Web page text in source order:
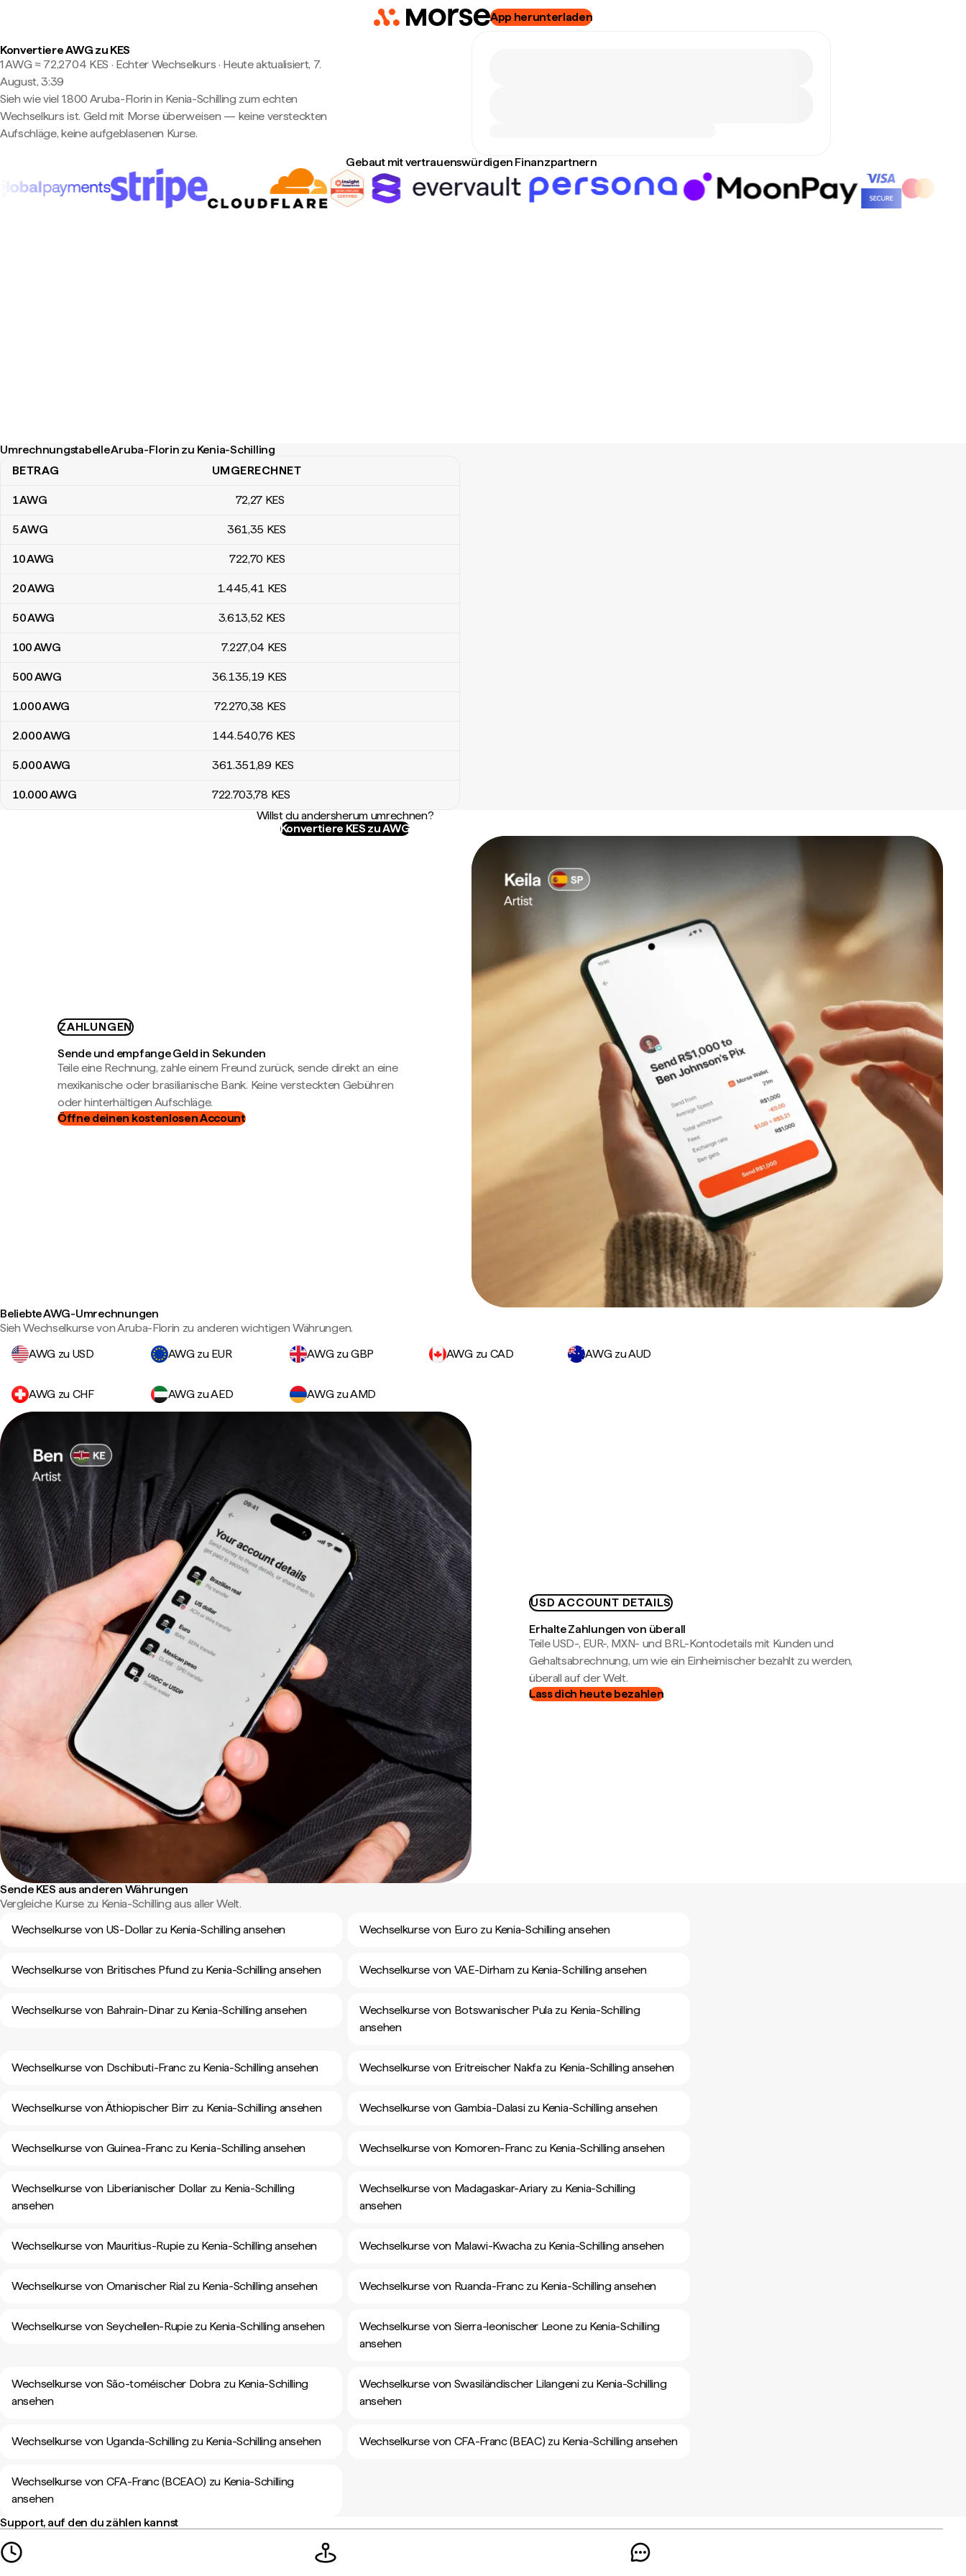
App herunterladen
Konvertiere AWG zu KES
1 AWG ≈ 72,2704 KES · Echter Wechselkurs · Heute aktualisiert, 7.
August, 3:39
Sieh wie viel 1.800 Aruba-Florin in Kenia-Schilling zum echten
Wechselkurs ist. Geld mit Morse überweisen — keine versteckten
Aufschläge, keine aufgeblasenen Kurse.
Gebaut mit vertrauenswürdigen Finanzpartnern
Umrechnungstabelle Aruba-Florin zu Kenia-Schilling
Umrechnungstabelle Aruba-Florin zu Kenia-Schilling
BETRAG UMGERECHNET
1AWG 72,27 KES
5AWG 361,35 KES
10AWG 722,70 KES
20AWG 1.445,41 KES
50AWG 3.613,52 KES
100AWG 7.227,04 KES
500AWG 36.135,19 KES
1.000AWG 72.270,38 KES
2.000AWG 144.540,76 KES
5.000AWG 361.351,89 KES
10.000AWG 722.703,78 KES
Willst du andersherum umrechnen?
Konvertiere KES zu AWG
ZAHLUNGEN
Sende und empfange Geld in Sekunden
Teile eine Rechnung, zahle einem Freund zurück, sende direkt an eine
mexikanische oder brasilianische Bank. Keine versteckten Gebühren
oder hinterhältigen Aufschläge.
Öffne deinen kostenlosen Account
Beliebte AWG-Umrechnungen
Sieh Wechselkurse von Aruba-Florin zu anderen wichtigen Währungen.
AWG zu USD
AWG zu EUR AWG zu GBP AWG zu CAD AWG zu AUD
AWG zu CHF AWG zu AED AWG zu AMD
USD ACCOUNT DETAILS
Erhalte Zahlungen von überall
Teile USD-, EUR-, MXN- und BRL-Kontodetails mit Kunden und
Gehaltsabrechnung, um wie ein Einheimischer bezahlt zu werden,
überall auf der Welt.
Lass dich heute bezahlen
Sende KES aus anderen Währungen
Vergleiche Kurse zu Kenia-Schilling aus aller Welt.
Wechselkurse von US-Dollar zu Kenia-Schilling ansehen
Wechselkurse von Euro zu Kenia-Schilling ansehen
Wechselkurse von Britisches Pfund zu Kenia-Schilling ansehen Wechselkurse von VAE-Dirham zu Kenia-Schilling ansehen
Wechselkurse von Bahrain-Dinar zu Kenia-Schilling ansehen
Wechselkurse von Botswanischer Pula zu Kenia-Schilling
ansehen
Wechselkurse von Dschibuti-Franc zu Kenia-Schilling ansehen Wechselkurse von Eritreischer Nakfa zu Kenia-Schilling ansehen
Wechselkurse von Äthiopischer Birr zu Kenia-Schilling ansehen Wechselkurse von Gambia-Dalasi zu Kenia-Schilling ansehen
Wechselkurse von Guinea-Franc zu Kenia-Schilling ansehen Wechselkurse von Komoren-Franc zu Kenia-Schilling ansehen
Wechselkurse von Liberianischer Dollar zu Kenia-Schilling
ansehen
Wechselkurse von Madagaskar-Ariary zu Kenia-Schilling
ansehen
Wechselkurse von Mauritius-Rupie zu Kenia-Schilling ansehen Wechselkurse von Malawi-Kwacha zu Kenia-Schilling ansehen
Wechselkurse von Omanischer Rial zu Kenia-Schilling ansehen Wechselkurse von Ruanda-Franc zu Kenia-Schilling ansehen
Wechselkurse von Seychellen-Rupie zu Kenia-Schilling ansehen
Wechselkurse von Sierra-leonischer Leone zu Kenia-Schilling
ansehen
Wechselkurse von São-toméischer Dobra zu Kenia-Schilling
ansehen
Wechselkurse von Swasiländischer Lilangeni zu Kenia-Schilling
ansehen
Wechselkurse von Uganda-Schilling zu Kenia-Schilling ansehen Wechselkurse von CFA-Franc (BEAC) zu Kenia-Schilling ansehen
Wechselkurse von CFA-Franc (BCEAO) zu Kenia-Schilling
ansehen
Support, auf den du zählen kannst